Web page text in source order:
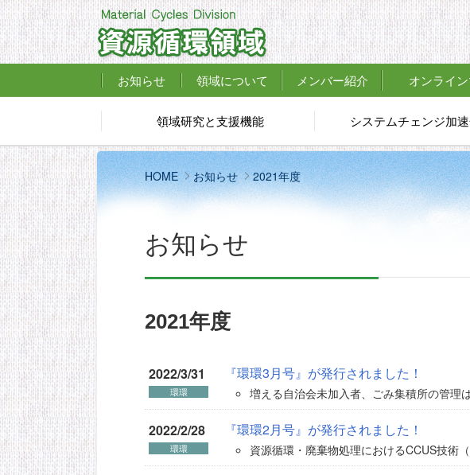
お知らせ 領域について メンバー紹介 オンライ
領域研究と支援機能 システムチェンジ加
HOME お知らせ 2021年度
お知らせ
2021年度
2022/3/31
環環
『環環3月号』が発行されました！
増える自治会未加入者、ごみ集積所の管理
2022/2/28
環環
『環環2月号』が発行されました！
資源循環・廃棄物処理におけるCCUS技術（